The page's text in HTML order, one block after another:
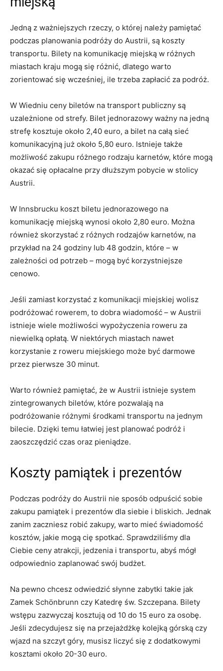
Jedną⁢ z ważniejszych rzeczy, o której ⁤należy pamiętać
podczas planowania podróży ​do ⁢Austrii, ‌są ⁤koszty
transportu. Bilety⁢ na ⁤komunikację ⁤miejską w różnych
miastach kraju mogą się różnić, dlatego warto
zorientować‌ się​ wcześniej, ile​ trzeba zapłacić za podróż.
W Wiedniu⁣ ceny biletów na transport publiczny są
uzależnione od strefy. Bilet jednorazowy ważny na jedną
strefę kosztuje około 2,40 euro, a bilet na całą sieć
komunikacyjną już około 5,80 euro.⁤ Istnieje⁣ także
możliwość ⁢zakupu różnego rodzaju karnetów, które mogą
okazać się opłacalne ⁢przy dłuższym pobycie ⁤w stolicy
Austrii.
W Innsbrucku koszt biletu ⁢jednorazowego na
komunikację⁤ miejską wynosi ⁢około 2,80 euro. Można
również skorzystać z różnych rodzajów karnetów, na⁤
przykład na ⁣24 godziny lub 48 godzin, które – w
zależności od potrzeb –‌ mogą być korzystniejsze
cenowo.
Jeśli zamiast korzystać z komunikacji miejskiej wolisz
podróżować rowerem, ‍to ⁣dobra ⁣wiadomość – w Austrii
istnieje wiele możliwości wypożyczenia roweru za
niewielką ⁤opłatą. W niektórych miastach‌ nawet
korzystanie z‌ roweru miejskiego może być darmowe
przez pierwsze 30 minut.
Warto również pamiętać, że w Austrii istnieje system
zintegrowanych biletów, które pozwalają na
podróżowanie ​różnymi środkami transportu ⁤na jednym
bilecie. Dzięki temu łatwiej jest planować podróż⁣ i
⁤zaoszczędzić czas oraz pieniądze.
Koszty‌ pamiątek i prezentów
Podczas podróży do Austrii nie‍ sposób ‍odpuścić sobie
zakupu pamiątek i prezentów dla siebie i bliskich. Jednak
zanim zaczniesz robić zakupy, warto mieć świadomość
⁤kosztów, jakie mogą cię spotkać. Sprawdziliśmy dla
Ciebie ceny atrakcji, jedzenia i⁢ transportu, abyś mógł
odpowiednio zaplanować swój budżet.
Na⁢ pewno ⁤chcesz odwiedzić słynne⁣ zabytki takie jak
Zamek Schönbrunn​ czy Katedrę ⁤św. Szczepana. Bilety
wstępu ⁣zazwyczaj kosztują od 10 do 15 euro za‌ osobę.
Jeśli zdecydujesz się na przejażdżkę kolejką górską czy‍
wjazd na‍ szczyt ⁣góry, musisz liczyć się z dodatkowymi
kosztami około⁤ 20-30⁢ euro.